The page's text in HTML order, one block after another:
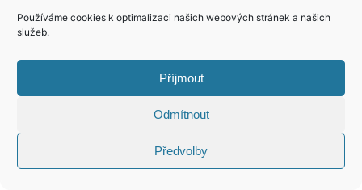
Používáme cookies k optimalizaci našich webových stránek a našich
služeb.
Příjmout
Odmítnout
Předvolby
KONTAKT
Copyright © 2026 VIP Bulvár, All Rights
Reserved